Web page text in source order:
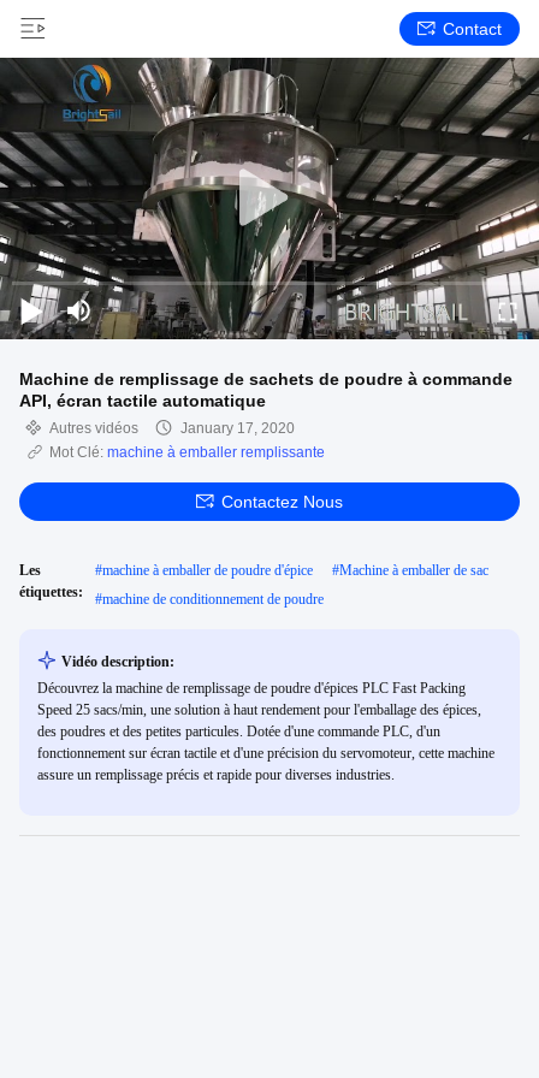
Contact
Machine de remplissage de sachets de poudre à commande
API, écran tactile automatique
Autres vidéos
January 17, 2020
Mot Clé: machine à emballer remplissante
Contactez Nous
Les
étiquettes:
#machine à emballer de poudre d'épice #Machine à emballer de sac
#machine de conditionnement de poudre
Vidéo description:
Découvrez la machine de remplissage de poudre d'épices PLC Fast Packing
Speed 25 sacs/min, une solution à haut rendement pour l'emballage des épices,
des poudres et des petites particules. Dotée d'une commande PLC, d'un
fonctionnement sur écran tactile et d'une précision du servomoteur, cette machine
assure un remplissage précis et rapide pour diverses industries.